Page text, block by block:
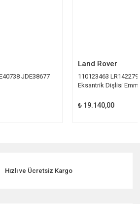
JDE38677
Land Rover
110123463
Eksantrik Dişlisi
₺ 19.140,00
Hızlı ve Ücretsiz Kargo